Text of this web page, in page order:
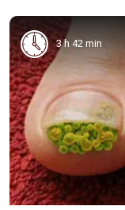
3 h 42 min